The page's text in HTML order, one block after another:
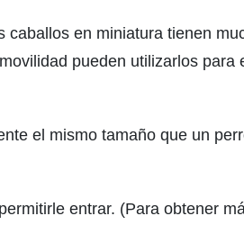
en miniatura tienen
pueden utilizarlos
el mismo tamaño que un
entrar. (Para obtener